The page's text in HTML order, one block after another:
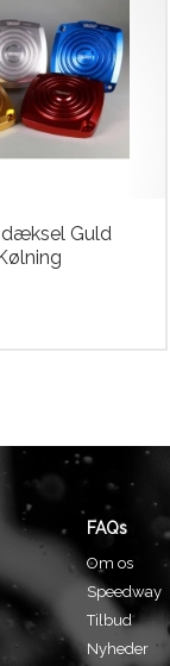
Guld
FAQs
Om os
Speedway
Tilbud
Nyheder